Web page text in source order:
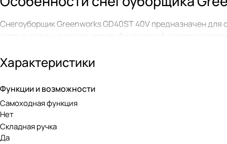
Снегоуборщик Greenworks GD40ST 40V предназначен для
затруднительно использовать бензиновый
Снегоуборщик выбрасывает снег на расстояние до 6
Шнек снегоуборщика выполнен из специального мягкого,
работы в темное время суток имеется светодиодный
что способствует простому управлению и возможности
и на всей аккумуляторной технике Greenworks. Ручка
Бесщеточный двигатель DigiPro
Характеристики
Функции и возможности
Самоходная функция
Нет
Складная ручка
Да